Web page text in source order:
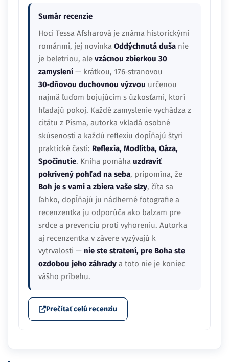
Sumár recenzie
Hoci Tessa Afsharová je známa historickými
románmi, jej novinka Oddýchnutá duša nie
je beletriou, ale vzácnou zbierkou 30
zamyslení — krátkou, 176‑stranovou
30‑dňovou duchovnou výzvou určenou
najmä ľuďom bojujúcim s úzkosťami, ktorí
hľadajú pokoj. Každé zamyslenie vychádza z
citátu z Písma, autorka vkladá osobné
skúsenosti a každú reflexiu dopĺňajú štyri
praktické časti: Reflexia, Modlitba, Oáza,
Spočinutie. Kniha pomáha uzdraviť
pokrivený pohľad na seba, pripomína, že
Boh je s vami a zbiera vaše slzy, číta sa
ľahko, dopĺňajú ju nádherné fotografie a
recenzentka ju odporúča ako balzam pre
srdce a prevenciu proti vyhoreniu. Autorka
aj recenzentka v závere vyzývajú k
vytrvalosti — nie ste stratení, pre Boha ste
ozdobou jeho záhrady a toto nie je koniec
vášho príbehu.
Prečítať celú recenziu